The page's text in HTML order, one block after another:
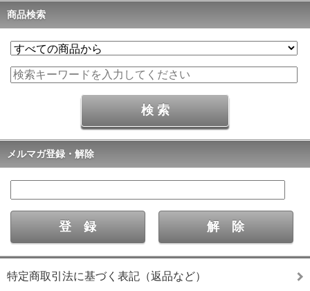
商品検索
メルマガ登録・解除
特定商取引法に基づく表記（返品など）